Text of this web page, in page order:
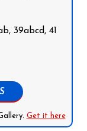
39abcd, 41
Get it here